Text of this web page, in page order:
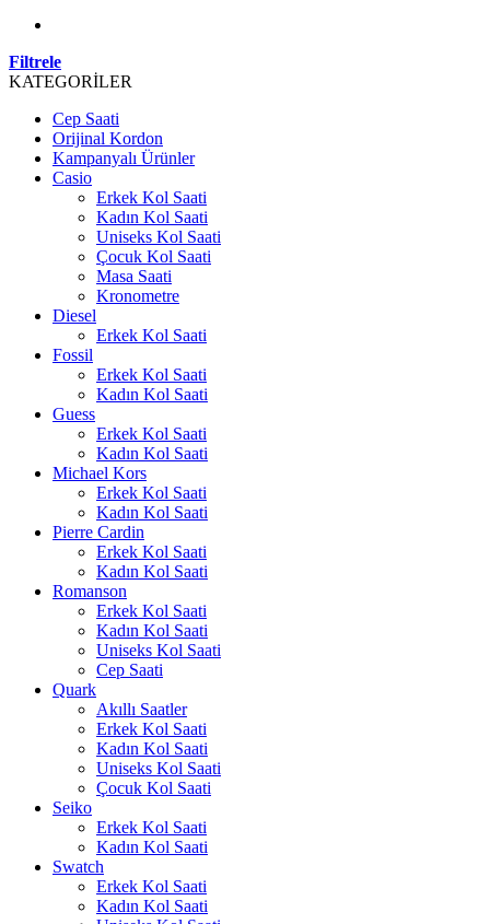
Filtrele
KATEGORİLER
Cep Saati
Orijinal Kordon
Kampanyalı Ürünler
Casio
Erkek Kol Saati
Kadın Kol Saati
Uniseks Kol Saati
Çocuk Kol Saati
Masa Saati
Kronometre
Diesel
Erkek Kol Saati
Fossil
Erkek Kol Saati
Kadın Kol Saati
Guess
Erkek Kol Saati
Kadın Kol Saati
Michael Kors
Erkek Kol Saati
Kadın Kol Saati
Pierre Cardin
Erkek Kol Saati
Kadın Kol Saati
Romanson
Erkek Kol Saati
Kadın Kol Saati
Uniseks Kol Saati
Cep Saati
Quark
Akıllı Saatler
Erkek Kol Saati
Kadın Kol Saati
Uniseks Kol Saati
Çocuk Kol Saati
Seiko
Erkek Kol Saati
Kadın Kol Saati
Swatch
Erkek Kol Saati
Kadın Kol Saati